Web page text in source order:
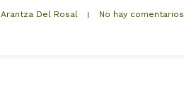
Arantza Del Rosal No hay comentarios